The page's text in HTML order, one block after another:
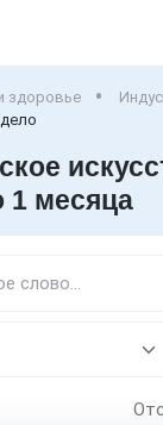
здоровье
1 месяца